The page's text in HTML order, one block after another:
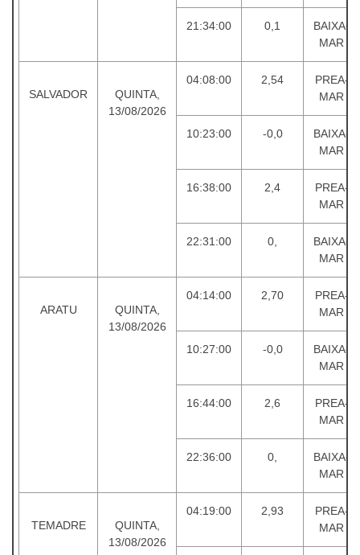
21:34:00 0,1
BAIXA-
MAR
SALVADOR
QUINTA,
13/08/2026
04:08:00 2,54
PREA-
MAR
10:23:00 -0,0
BAIXA-
MAR
16:38:00 2,4
PREA-
MAR
22:31:00 0,
BAIXA-
MAR
ARATU
QUINTA,
13/08/2026
04:14:00 2,70
PREA-
MAR
10:27:00 -0,0
BAIXA-
MAR
16:44:00 2,6
PREA-
MAR
22:36:00 0,
BAIXA-
MAR
TEMADRE
QUINTA,
13/08/2026
04:19:00 2,93
PREA-
MAR